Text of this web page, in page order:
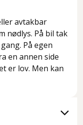
avtakbar
nødlys. På bil tak
På egen
en annen side
er lov. Men kan